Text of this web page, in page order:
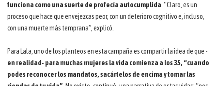
funciona como una suerte de profecía autocumplida . “Claro, es un
proceso que hace que envejezcas peor, con un deterioro cognitivo e, incluso,
con una muerte más temprana”, explicó.
Para Lala, uno de los planteos en esta campaña es compartir la idea de que -
en realidad- para muchas mujeres la vida comienza a los 35, “cuando
podes reconocer los mandatos, sacártelos de encima y tomar las